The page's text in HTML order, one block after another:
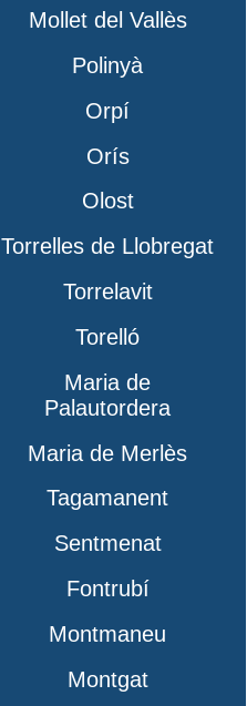
Mollet del Vallès
Polinyà
Orpí
Orís
Olost
Torrelles de Llobregat
Torrelavit
Torelló
Maria de
Palautordera
Maria de Merlès
Tagamanent
Sentmenat
Fontrubí
Montmaneu
Montgat